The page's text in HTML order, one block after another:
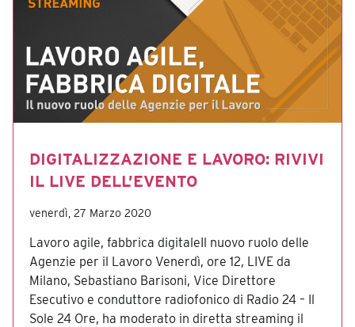
DIGITALIZZAZIONE E LAVORO: RIVIVI
IL LIVE DELL’EVENTO
venerdì, 27 Marzo 2020
Lavoro agile, fabbrica digitaleIl nuovo ruolo delle
Agenzie per il Lavoro Venerdì, ore 12, LIVE da
Milano, Sebastiano Barisoni, Vice Direttore
Esecutivo e conduttore radiofonico di Radio 24 – Il
Sole 24 Ore, ha moderato in diretta streaming il